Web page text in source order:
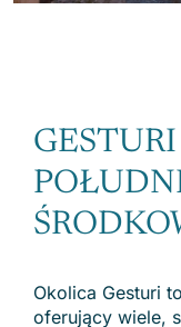
Okolica Gesturi
oferujący wiele,